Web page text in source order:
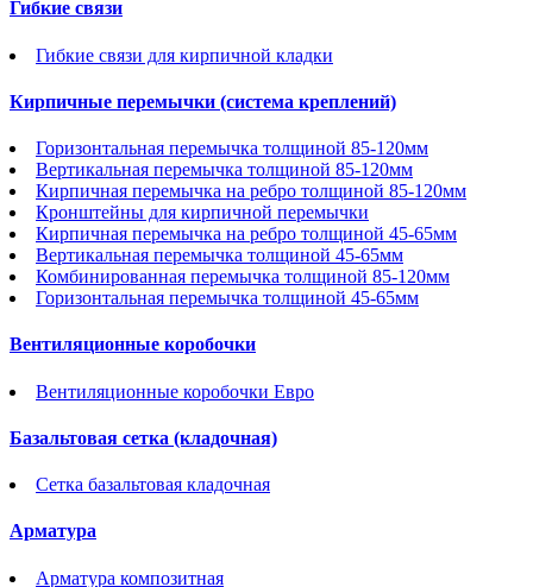
Гибкие связи
Гибкие связи для кирпичной кладки
Кирпичные перемычки (система креплений)
Горизонтальная перемычка толщиной 85-120мм
Вертикальная перемычка толщиной 85-120мм
Кирпичная перемычка на ребро толщиной 85-120мм
Кронштейны для кирпичной перемычки
Кирпичная перемычка на ребро толщиной 45-65мм
Вертикальная перемычка толщиной 45-65мм
Комбинированная перемычка толщиной 85-120мм
Горизонтальная перемычка толщиной 45-65мм
Вентиляционные коробочки
Вентиляционные коробочки Евро
Базальтовая сетка (кладочная)
Сетка базальтовая кладочная
Арматура
Арматура композитная